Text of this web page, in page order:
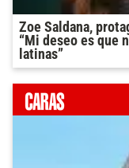
Zoe Saldana,
“Mi deseo es que
latinas”